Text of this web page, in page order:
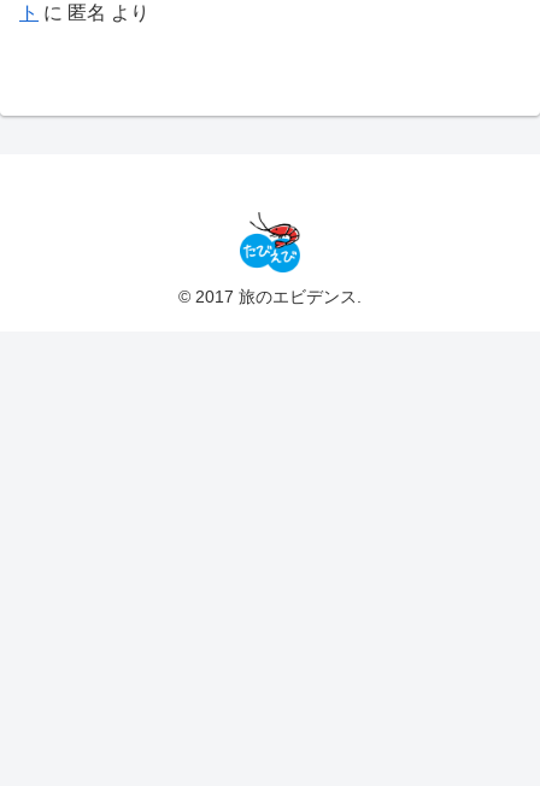
ト に 匿名 より
© 2017 旅のエビデンス.